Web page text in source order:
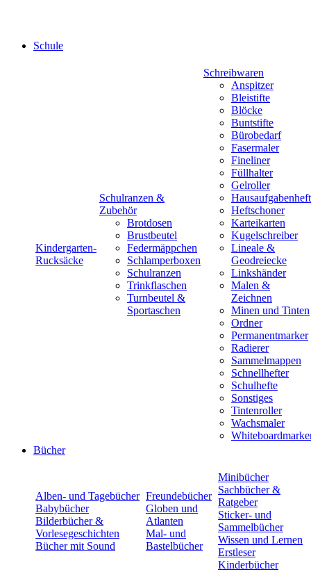
Schule
Kindergarten-
Rucksäcke
Schulranzen &
Zubehör
Brotdosen
Brustbeutel
Federmäppchen
Schlamperboxen
Schulranzen
Trinkflaschen
Turnbeutel &
Sportaschen
Schreibwaren
Anspitzer
Bleistifte
Blöcke
Buntstifte
Bürobedarf
Fasermaler
Fineliner
Füllhalter
Gelroller
Hausaufgabenheft
Heftschoner
Karteikarten
Kugelschreiber
Lineale &
Geodreiecke
Linkshänder
Malen &
Zeichnen
Minen und Tinten
Ordner
Permanentmarker
Radierer
Sammelmappen
Schnellhefter
Schulhefte
Sonstiges
Tintenroller
Wachsmaler
Bücher
Alben- und Tagebücher
Babybücher
Bilderbücher &
Vorlesegeschichten
Bücher mit Sound
Freundebücher
Globen und
Atlanten
Mal- und
Bastelbücher
Minibücher
Sachbücher &
Ratgeber
Sticker- und
Sammelbücher
Wissen und Lernen
Erstleser
Kinderbücher